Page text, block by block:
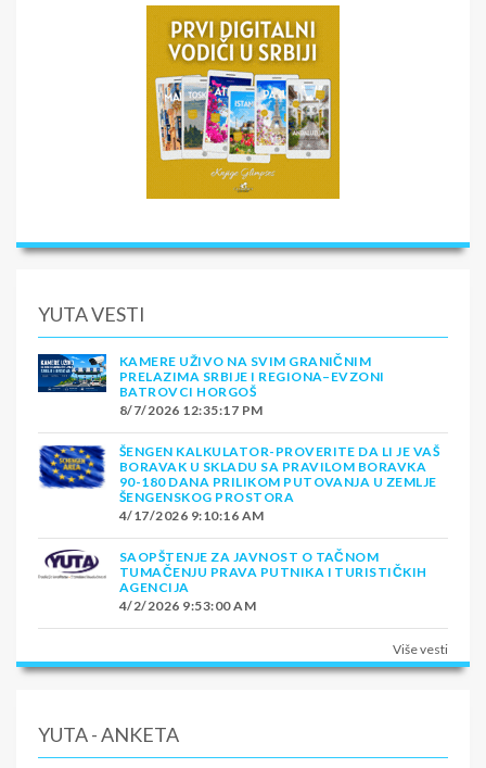
YUTA VESTI
KAMERE UŽIVO NA SVIM GRANIČNIM
PRELAZIMA SRBIJE I REGIONA–EVZONI
BATROVCI HORGOŠ
8/7/2026 12:35:17 PM
ŠENGEN KALKULATOR-PROVERITE DA LI JE VAŠ
BORAVAK U SKLADU SA PRAVILOM BORAVKA
90-180 DANA PRILIKOM PUTOVANJA U ZEMLJE
ŠENGENSKOG PROSTORA
4/17/2026 9:10:16 AM
SAOPŠTENJE ZA JAVNOST O TAČNOM
TUMAČENJU PRAVA PUTNIKA I TURISTIČKIH
AGENCIJA
4/2/2026 9:53:00 AM
Više vesti
YUTA - ANKETA